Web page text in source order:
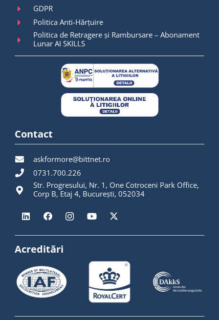
GDPR
Politica Anti-Hărțuire
Politica de Retragere și Rambursare – Abonament
Lunar AI SKILLS
Contact
askformore@bittnet.ro
0731.700.226
Str. Progresului, Nr. 1, One Cotroceni Park Office,
Corp B, Etaj 4, București, 052034
Acreditări